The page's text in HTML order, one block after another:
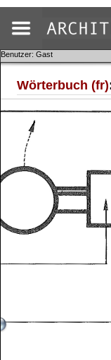
Benutzer: Gast
Wörterbuch (fr)